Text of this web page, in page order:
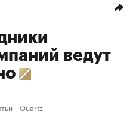
ведут
Quartz